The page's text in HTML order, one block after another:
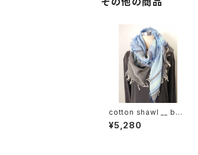
cotton shawl __ bor
¥5,280